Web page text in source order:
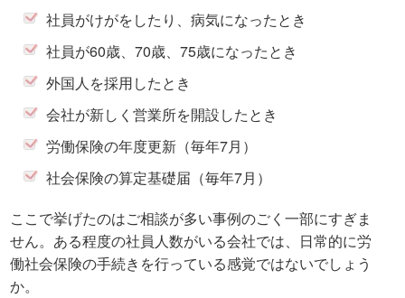
社員がけがをしたり、病気になったとき
社員が60歳、70歳、75歳になったとき
外国人を採用したとき
会社が新しく営業所を開設したとき
労働保険の年度更新（毎年7月）
社会保険の算定基礎届（毎年7月）
ここで挙げたのはご相談が多い事例のごく一部にすぎま
せん。ある程度の社員人数がいる会社では、日常的に労
働社会保険の手続きを行っている感覚ではないでしょう
か。